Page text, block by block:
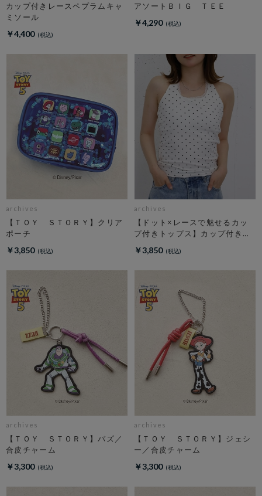
カップ付きレースペプラムキャ
ミソール
￥4,400
アソートＢＩＧ ＴＥＥ
￥4,290
archives
【ＴＯＹ ＳＴＯＲＹ】クリア
ポーチ
￥3,850
archives
【ドット×レースで魅せるカッ
プ付きトップス】カップ付きホ
プ
￥3,850
archives
【ＴＯＹ ＳＴＯＲＹ】バズ／
合皮チャーム
￥3,300
archives
【ＴＯＹ ＳＴＯＲＹ】ジェシ
ー／合皮チャーム
￥3,300